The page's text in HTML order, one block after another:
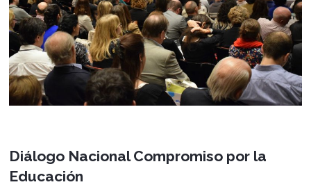
Diálogo Nacional Compromiso por la
Educación